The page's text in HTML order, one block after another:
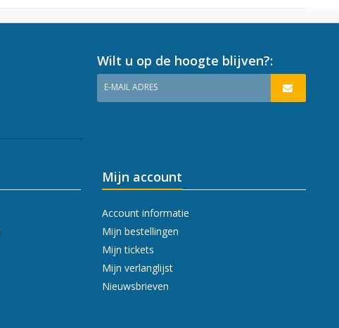
Wilt u op de hoogte blijven?:
E-MAIL ADRES
Mijn account
Account informatie
Mijn bestellingen
Mijn tickets
Mijn verlanglijst
Nieuwsbrieven